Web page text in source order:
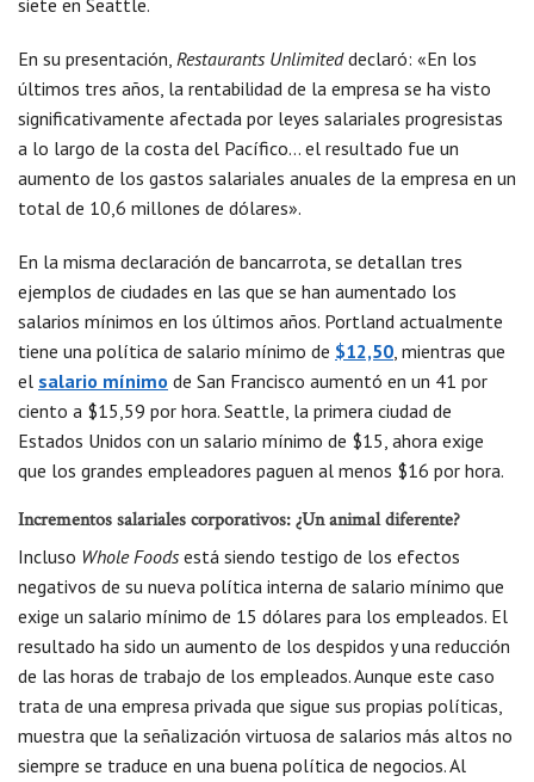
siete en Seattle.
En su presentación, Restaurants Unlimiteddeclaró: «En los
últimos tres años, la rentabilidad de la empresa se ha visto
significativamente afectada por leyes salariales progresistas
a lo largo de la costa del Pacífico… el resultado fue un
aumento de los gastos salariales anuales de la empresa en un
total de 10,6 millones de dólares».
En la misma declaración de bancarrota, se detallan tres
ejemplos de ciudades en las que se han aumentado los
salarios mínimos en los últimos años. Portland actualmente
tiene una política de salario mínimo de $12,50, mientras que
el salario mínimo de San Francisco aumentó en un 41 por
ciento a $15,59 por hora. Seattle, la primera ciudad de
Estados Unidos con un salario mínimo de $15, ahora exige
que los grandes empleadores paguen al menos $16 por hora.
Incrementos salariales corporativos: ¿Un animal diferente?
Incluso Whole Foods está siendo testigo de los efectos
negativos de su nueva política interna de salario mínimo que
exige un salario mínimo de 15 dólares para los empleados. El
resultado ha sido un aumento de los despidos y una reducción
de las horas de trabajo de los empleados. Aunque este caso
trata de una empresa privada que sigue sus propias políticas,
muestra que la señalización virtuosa de salarios más altos no
siempre se traduce en una buena política de negocios. Al